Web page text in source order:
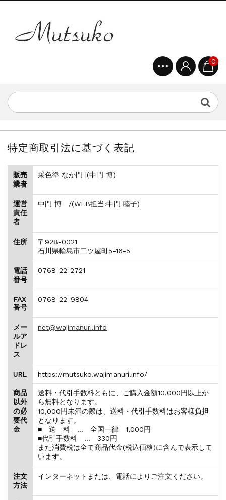
0
特定商取引法に基づく表記
販売
業者
采色塗 なか門 |(中門 博)
運営
責任
者
中門 博 /(WEB担当:中門 睦子)
住所
〒928-0021
石川県輪島市二ツ屋町5-16-5
電話
番号
0768-22-2721
FAX
番号
0768-22-9804
メー
ルア
ドレ
ス
net@wajimanuri.info
URL https://mutsuko.wajimanuri.info/
商品
以外
の必
要代
金
送料・代引手数料ともに、ご購入金額10,000円以上か
ら無料となります。
10,000円未満の際は、送料・代引手数料はお客様負担
となります。
■ 送 料 … 全国一律 1,000円
■代引手数料 … 330円
また消費税は全て商品代金(税込価格)に含んで表示して
います。
注文
方法
インターネットまたは、電話によりご注文ください。